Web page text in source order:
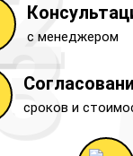
М200 (B15)
с менеджером
сроков и